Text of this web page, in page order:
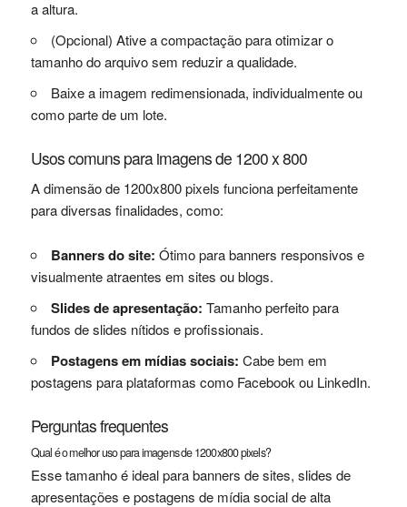
a altura.
(Opcional) Ative a compactação para otimizar o
tamanho do arquivo sem reduzir a qualidade.
Baixe a imagem redimensionada, individualmente ou
como parte de um lote.
Usos comuns para imagens de 1200 x 800
A dimensão de 1200x800 pixels funciona perfeitamente
para diversas finalidades, como:
Banners do site: Ótimo para banners responsivos e
visualmente atraentes em sites ou blogs.
Slides de apresentação: Tamanho perfeito para
fundos de slides nítidos e profissionais.
Postagens em mídias sociais: Cabe bem em
postagens para plataformas como Facebook ou LinkedIn.
Perguntas frequentes
Qual é o melhor uso para imagens de 1200x800 pixels?
Esse tamanho é ideal para banners de sites, slides de
apresentações e postagens de mídia social de alta